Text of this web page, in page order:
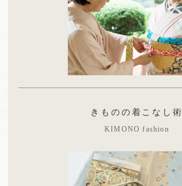
きものの着こなし術
KIMONO fashion